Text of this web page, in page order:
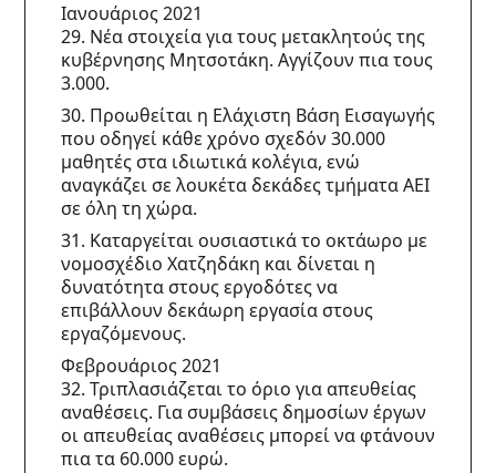
Ιανουάριος 2021
29. Νέα στοιχεία για τους μετακλητούς της
κυβέρνησης Μητσοτάκη. Αγγίζουν πια τους
3.000.
30. Προωθείται η Ελάχιστη Βάση Εισαγωγής
που οδηγεί κάθε χρόνο σχεδόν 30.000
μαθητές στα ιδιωτικά κολέγια, ενώ
αναγκάζει σε λουκέτα δεκάδες τμήματα ΑΕΙ
σε όλη τη χώρα.
31. Καταργείται ουσιαστικά το οκτάωρο με
νομοσχέδιο Χατζηδάκη και δίνεται η
δυνατότητα στους εργοδότες να
επιβάλλουν δεκάωρη εργασία στους
εργαζόμενους.
Φεβρουάριος 2021
32. Τριπλασιάζεται το όριο για απευθείας
αναθέσεις. Για συμβάσεις δημοσίων έργων
οι απευθείας αναθέσεις μπορεί να φτάνουν
πια τα 60.000 ευρώ.